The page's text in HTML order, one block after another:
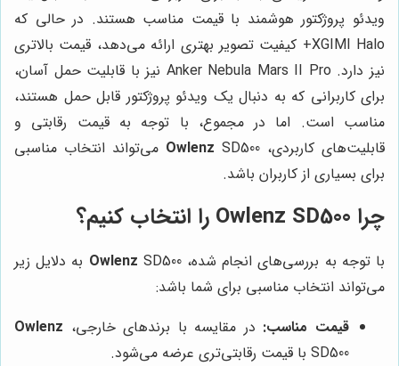
ویدئو پروژکتور هوشمند با قیمت مناسب هستند. در حالی که
XGIMI Halo+ کیفیت تصویر بهتری ارائه می‌دهد، قیمت بالاتری
نیز دارد. Anker Nebula Mars II Pro نیز با قابلیت حمل آسان،
برای کاربرانی که به دنبال یک ویدئو پروژکتور قابل حمل هستند،
مناسب است. اما در مجموع، با توجه به قیمت رقابتی و
قابلیت‌های کاربردی،
Owlenz SD500 می‌تواند انتخاب مناسبی
برای بسیاری از کاربران باشد.
چرا Owlenz SD500 را انتخاب کنیم؟
با توجه به بررسی‌های انجام شده، Owlenz SD500 به دلایل زیر
می‌تواند انتخاب مناسبی برای شما باشد:
قیمت مناسب: در مقایسه با برندهای خارجی، Owlenz
SD500 با قیمت رقابتی‌تری عرضه می‌شود.